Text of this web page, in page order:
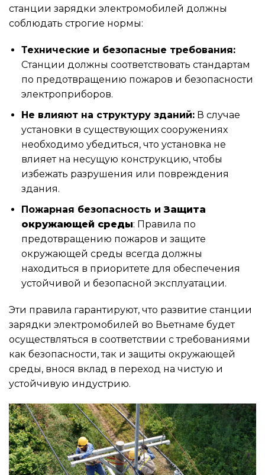
станции зарядки электромобилей должны
соблюдать строгие нормы:
Технические и безопасные требования:
Станции должны соответствовать стандартам
по предотвращению пожаров и безопасности
электроприборов.
Не влияют на структуру зданий:В случае
установки в существующих сооружениях
необходимо убедиться, что установка не
влияет на несущую конструкцию, чтобы
избежать разрушения или повреждения
здания.
Пожарная безопасность иЗащита
окружающей среды: Правила по
предотвращению пожаров и защите
окружающей среды всегда должны
находиться в приоритете для обеспечения
устойчивой и безопасной эксплуатации.
Эти правила гарантируют, что развитие станции
зарядки электромобилей во Вьетнаме будет
осуществляться в соответствии с требованиями
как безопасности, так и защиты окружающей
среды, внося вклад в переход на чистую и
устойчивую индустрию.